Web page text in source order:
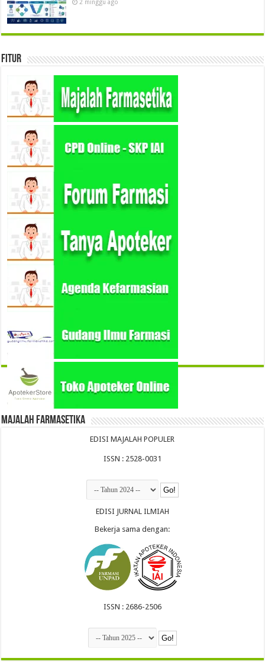
2 minggu ago
Fitur
Majalah Farmasetika
EDISI MAJALAH POPULER
ISSN : 2528-0031
EDISI JURNAL ILMIAH
Bekerja sama dengan:
ISSN : 2686-2506